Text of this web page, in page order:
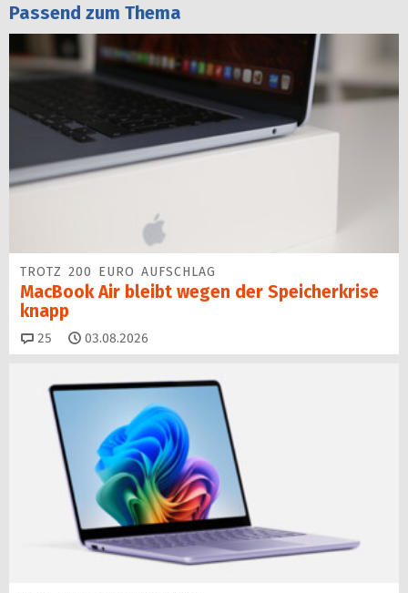
Passend zum Thema
TROTZ 200 EURO AUFSCHLAG
MacBook Air bleibt wegen der Speicherkrise
knapp
25 Kommentare
03.08.2026